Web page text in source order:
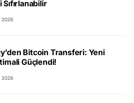
2026
Bitcoin Transferi: Yeni
Güçlendi!
2026